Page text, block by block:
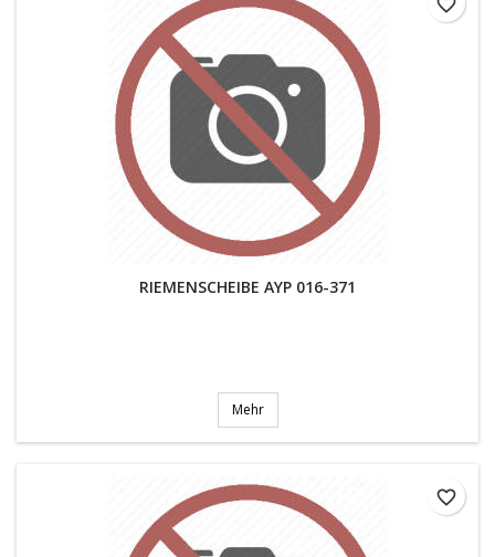
RIEMENSCHEIBE AYP 016-371
Mehr
favorite_border